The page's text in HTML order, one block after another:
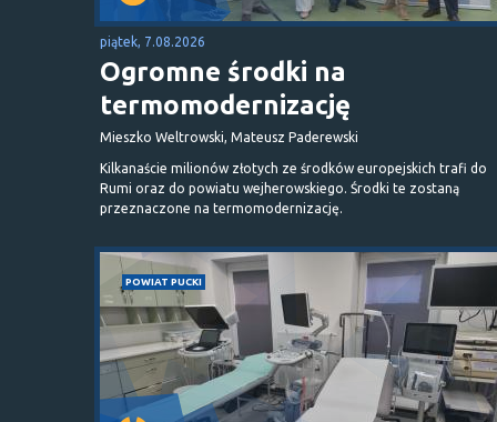
piątek, 7.08.2026
Ogromne środki na
termomodernizację
Mieszko Weltrowski, Mateusz Paderewski
Kilkanaście milionów złotych ze środków europejskich trafi do
Rumi oraz do powiatu wejherowskiego. Środki te zostaną
przeznaczone na termomodernizację.
POWIAT PUCKI